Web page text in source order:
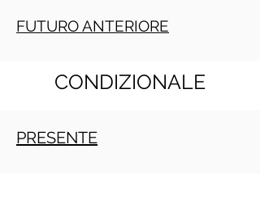
FUTURO ANTERIORE
CONDIZIONALE
PRESENTE